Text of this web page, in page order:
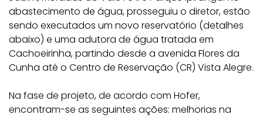
abastecimento de água, prosseguiu o diretor, estão
sendo executados um novo reservatório (detalhes
abaixo) e uma adutora de água tratada em
Cachoeirinha, partindo desde a avenida Flores da
Cunha até o Centro de Reservação (CR) Vista Alegre.
Na fase de projeto, de acordo com Hofer,
encontram-se as seguintes ações: melhorias na